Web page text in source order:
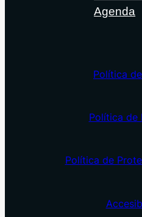
Agenda
Política
Política de
Política de